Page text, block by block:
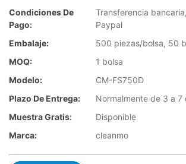
Condiciones De
Pago:
Transferencia
Paypal
Embalaje:
500 piezas/bolsa, 50
MOQ:
1 bolsa
Modelo:
CM-FS750D
Plazo De Entrega:
Normalmente de 3 a 7
Muestra Gratis:
Disponible
Marca:
cleanmo